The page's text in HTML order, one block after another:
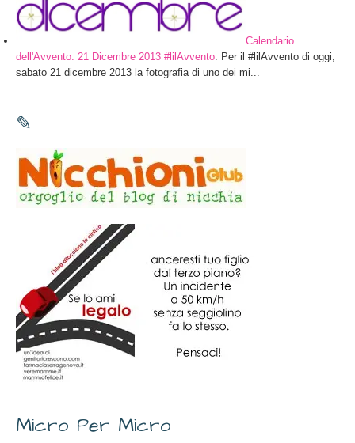
Calendario
dell'Avvento: 21 Dicembre 2013 #lilAvvento: Per il #lilAvvento di oggi,
sabato 21 dicembre 2013 la fotografia di uno dei mi...
✎
Micro Per Micro